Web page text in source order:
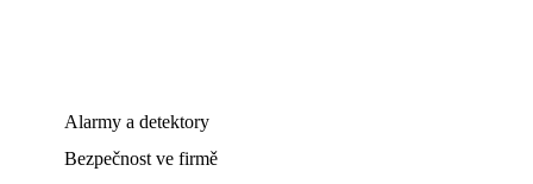
Alarmy a detektory
Bezpečnost ve firmě